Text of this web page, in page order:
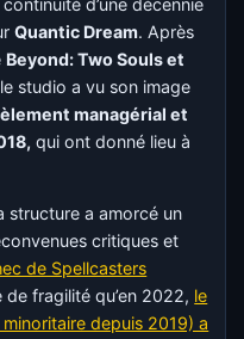
d’une décennie
Quantic Dream. Après
Beyond: Two Souls et
studio a vu son image
managérial et
qui ont donné lieu à
structure a amorcé un
critiques et
de Spellcasters
de fragilité qu’en 2022, le
depuis 2019) a